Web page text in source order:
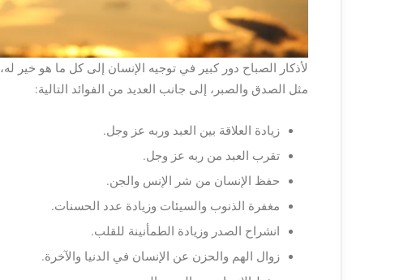
لأذكار الصباح دور كبير في توجيه الإنسان إلى كل ما هو خير
مثل الصدق والصبر، إلى جانب العديد من الفوائد التالية:
زيادة العلاقة بين العبد وربه عز وجل.
تقرب العبد من ربه عز وجل.
حفظ الإنسان من شر الإنس والجن.
مغفرة الذنوب والسيئات وزيادة عدد الحسنات.
انشراح الصدر وزيادة الطمأنينة للقلب.
زوال الهم والحزن عن الإنسان في الدنيا والآخرة.